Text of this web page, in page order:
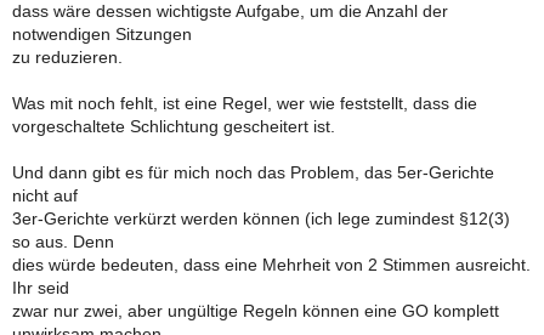
dass wäre dessen wichtigste Aufgabe, um die Anzahl der
notwendigen Sitzungen
zu reduzieren.
Was mit noch fehlt, ist eine Regel, wer wie feststellt, dass die
vorgeschaltete Schlichtung gescheitert ist.
Und dann gibt es für mich noch das Problem, das 5er-Gerichte
nicht auf
3er-Gerichte verkürzt werden können (ich lege zumindest §12(3)
so aus. Denn
dies würde bedeuten, dass eine Mehrheit von 2 Stimmen ausreicht.
Ihr seid
zwar nur zwei, aber ungültige Regeln können eine GO komplett